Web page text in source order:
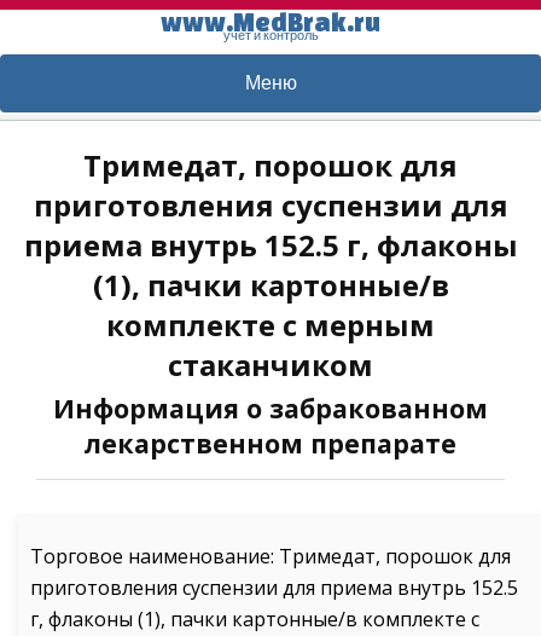
www.MedBrak.ru
учет и контроль
Меню
Тримедат, порошок для
приготовления суспензии для
приема внутрь 152.5 г, флаконы
(1), пачки картонные/в
комплекте с мерным
стаканчиком
Информация о забракованном
лекарственном препарате
Торговое наименование: Тримедат, порошок для
приготовления суспензии для приема внутрь 152.5
г, флаконы (1), пачки картонные/в комплекте с